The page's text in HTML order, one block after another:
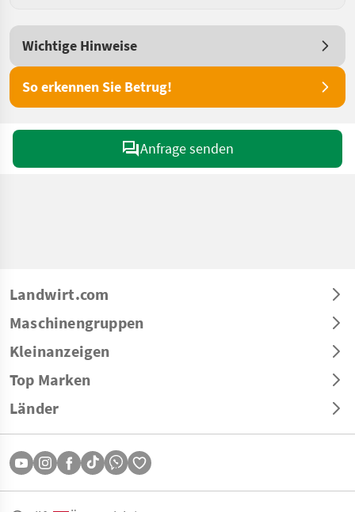
Wichtige Hinweise
So erkennen Sie Betrug!
Anfrage senden
Landwirt.com
Maschinengruppen
Kleinanzeigen
Top Marken
Länder